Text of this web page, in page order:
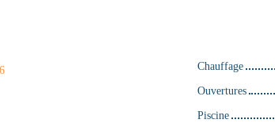
6 Chauffage
Ouvertures
Piscine